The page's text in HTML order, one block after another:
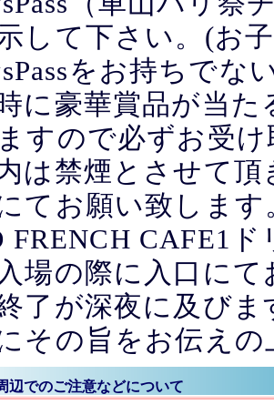
して下さい。(お
をお持ちでな
に豪華賞品が当
すので必ずお受
は禁煙とさせて
てお願い致します
FRENCH CAFE1
場の際に入口に
了が深夜に及び
その旨をお伝え
辺でのご注意などについて